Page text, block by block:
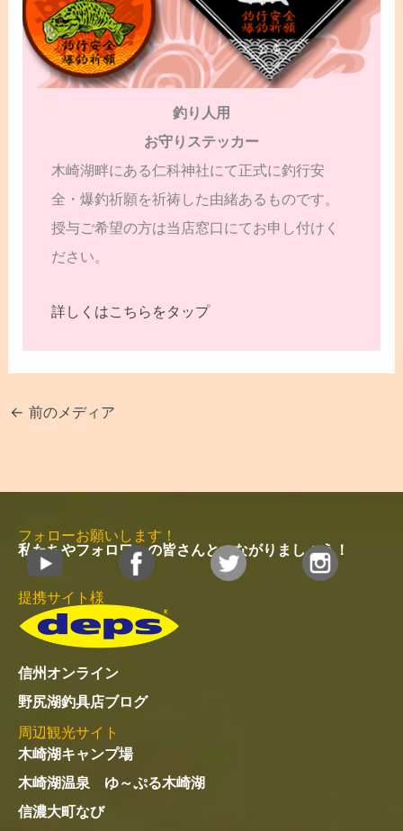
釣り人用
お守りステッカー
木崎湖畔にある仁科神社にて正式に釣行安
全・爆釣祈願を祈祷した由緒あるものです。
授与ご希望の方は当店窓口にてお申し付けく
ださい。
詳しくはこちらをタップ
← 前のメディア
フォローお願いします！
私たちやフォロワーの皆さんとつながりましょう！
提携サイト様
信州オンライン
野尻湖釣具店ブログ
周辺観光サイト
木崎湖キャンプ場
木崎湖温泉 ゆ～ぷる木崎湖
信濃大町なび